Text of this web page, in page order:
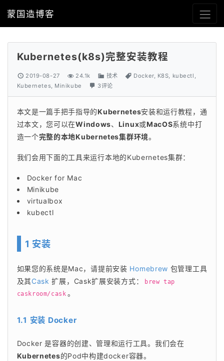
蒙国造博客
Kubernetes(k8s)完整安装教程
2019-08-27 24.1k 技术 Docker, K8S, kubectl ,
Kubernetes, Minikube 3评论
本文是一篇手把手指导的Kubernetes安装和运行教程，通
过本文，您可以在Windows、 Linux或MacOS系统中打
造一个完整的本地Kubernetes集群环境。
我们会用下面的工具来运行本地的Kubernetes集群：
Docker for Mac
Minikube
virtualbox
kubectl
1 安装
如果您的系统是Mac，请提前安装 Homebrew 包管理工具
及其Cask 扩展，Cask扩展安装方式：
brew tap
caskroom/cask 。
1.1 安装 Docker
Docker 是容器的创建、管理和运行工具。我们会在
Kubernetes的Pod中构建docker容器。